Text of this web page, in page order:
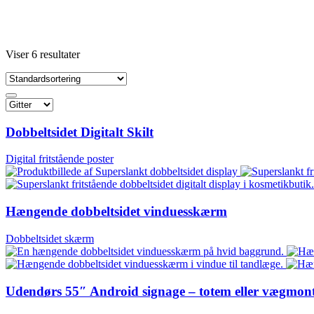
Viser 6 resultater
Dobbeltsidet Digitalt Skilt
Digital fritstående poster
Hængende dobbeltsidet vinduesskærm
Dobbeltsidet skærm
Udendørs 55″ Android signage – totem eller